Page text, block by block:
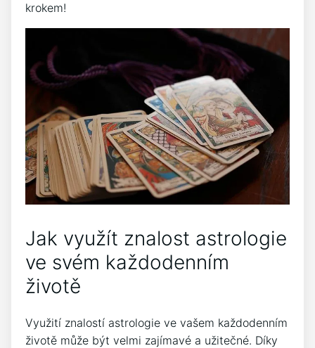
krokem!
Jak využít znalost astrologie
ve svém každodenním
životě
Využití znalostí astrologie ve vašem každodenním
životě může být velmi zajímavé a užitečné. Díky